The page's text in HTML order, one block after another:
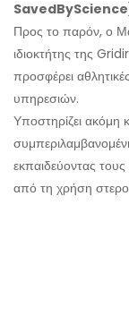
Προς το παρόν, ο
ιδιοκτήτης της
προσφέρει
υπηρεσιών.
Υποστηρίζει ακόμη
εκπαιδεύοντας
από τη χρήση